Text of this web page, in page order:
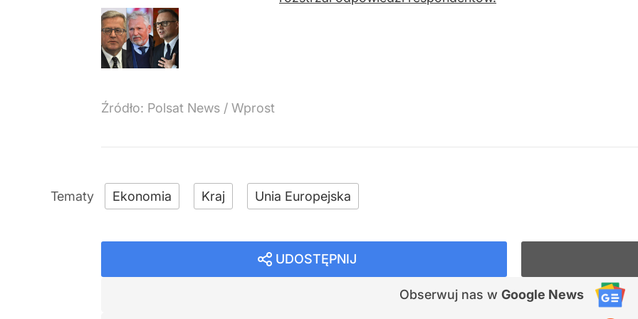
Źródło: Polsat News / Wprost
Ekonomia Kraj Unia Europejska
UDOSTĘPNIJ
Obserwuj nas w Google News